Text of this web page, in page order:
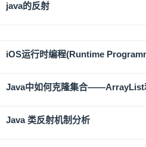
java的反射
iOS运行时编程(Runtime
Java中如何克隆集合——ArrayList
Java 类反射机制分析